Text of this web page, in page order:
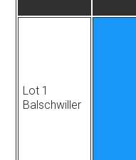
Lot 1
Balschwiller